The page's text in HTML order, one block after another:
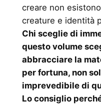
creare non
creature e identità
Chi sceglie di
questo volume
abbracciare la
per fortuna, non
imprevedibile di
Lo consiglio